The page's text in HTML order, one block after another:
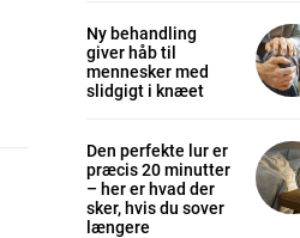
Ny behandling
giver håb til
mennesker med
slidgigt i knæet
Den perfekte lur er
præcis 20 minutter
– her er hvad der
sker, hvis du sover
længere